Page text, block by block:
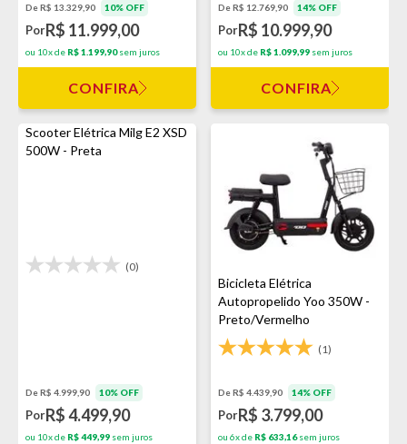
De R$ 13.329,90 10% OFF
PorR$ 11.999,00
ou 10x de R$ 1.199,90sem juros
CONFIRA
De R$ 12.769,90 14% OFF
PorR$ 10.999,90
ou 10x de R$ 1.099,99 sem juros
CONFIRA
Scooter Elétrica Milg E2 XSD
500W - Preta
(0)
De R$ 4.999,90 10% OFF
PorR$ 4.499,90
ou 10x de R$ 449,99 sem juros
Bicicleta Elétrica
Autopropelido Yoo 350W -
Preto/Vermelho
(1)
De R$ 4.439,90 14% OFF
PorR$ 3.799,00
ou 6x de R$ 633,16sem juros